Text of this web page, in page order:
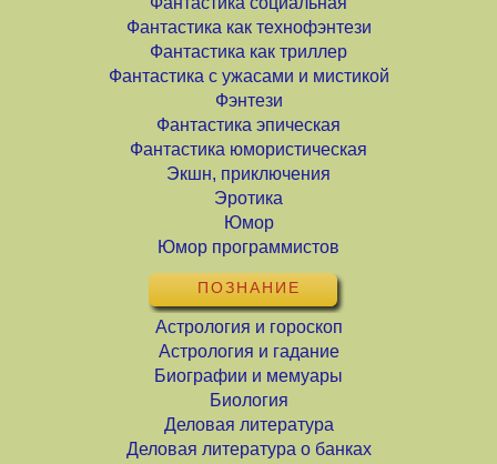
Фантастика как технофэнтези
Фантастика как триллер
Фантастика с ужасами и мистикой
Фэнтези
Фантастика эпическая
Фантастика юмористическая
Экшн, приключения
Эротика
Юмор
Юмор программистов
ПОЗНАНИЕ
Астрология и гороскоп
Астрология и гадание
Биографии и мемуары
Биология
Деловая литература
Деловая литература о банках